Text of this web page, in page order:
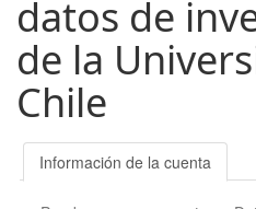
datos de
de la
Chile
Información de la cuenta